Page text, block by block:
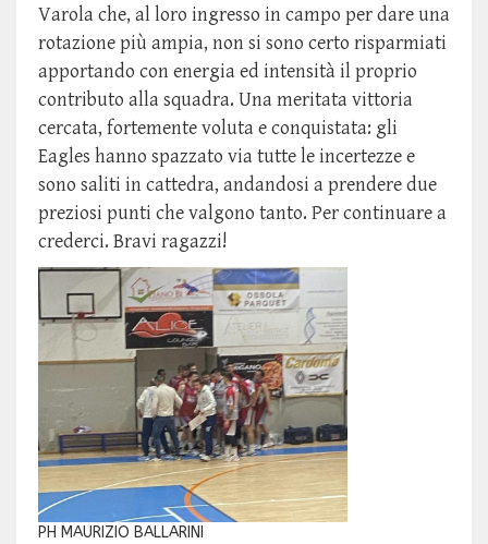
Varola che, al loro ingresso in campo per dare una
rotazione più ampia, non si sono certo risparmiati
apportando con energia ed intensità il proprio
contributo alla squadra. Una meritata vittoria
cercata, fortemente voluta e conquistata: gli
Eagles hanno spazzato via tutte le incertezze e
sono saliti in cattedra, andandosi a prendere due
preziosi punti che valgono tanto. Per continuare a
crederci. Bravi ragazzi!
PH MAURIZIO BALLARINI